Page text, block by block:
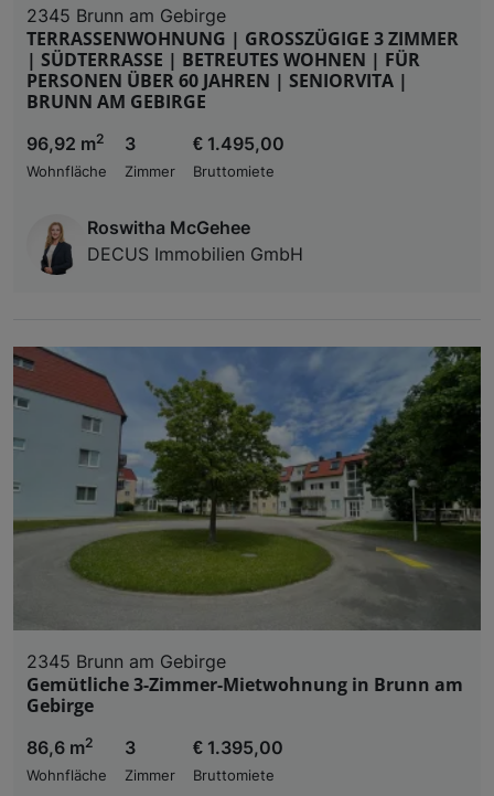
2345 Brunn am Gebirge
TERRASSENWOHNUNG | GROSSZÜGIGE 3 ZIMMER
| SÜDTERRASSE | BETREUTES WOHNEN | FÜR
PERSONEN ÜBER 60 JAHREN | SENIORVITA |
BRUNN AM GEBIRGE
96,92 m2
Wohnfläche
3
Zimmer
€ 1.495,00
Bruttomiete
Roswitha McGehee
DECUS Immobilien GmbH
2345 Brunn am Gebirge
Gemütliche 3-Zimmer-Mietwohnung in Brunn am
Gebirge
86,6 m2
Wohnfläche
3
Zimmer
€ 1.395,00
Bruttomiete